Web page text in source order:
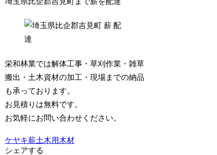
栄和林業では解体工事・草刈作業・雑草
搬出・土木資材の加工・現場までの納品
も承っております。
お見積りは無料です。
お気軽にお問い合わせください。
ケヤキ薪土木用木材
シェアする